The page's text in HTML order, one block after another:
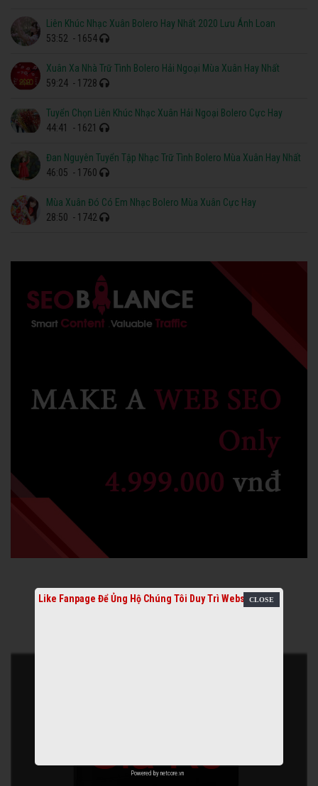
Liên Khúc Nhạc Xuân Bolero Hay Nhất 2020 Lưu Ánh Loan
53:52 - 1654
Xuân Xa Nhà Trữ Tình Bolero Hải Ngoại Mùa Xuân Hay Nhất
59:24 - 1728
Tuyển Chọn Liên Khúc Nhạc Xuân Hải Ngoại Bolero Cực Hay
44:41
- 1621
Đan Nguyên Tuyển Tập Nhạc Trữ Tình Bolero Mùa Xuân Hay Nhất
46:05 - 1760
Mùa Xuân Đó Có Em Nhạc Bolero Mùa Xuân Cực Hay
28:50 - 1742
Like Fanpage Để Ủng Hộ Chúng Tôi Duy Trì Website
Powered by netcore.vn